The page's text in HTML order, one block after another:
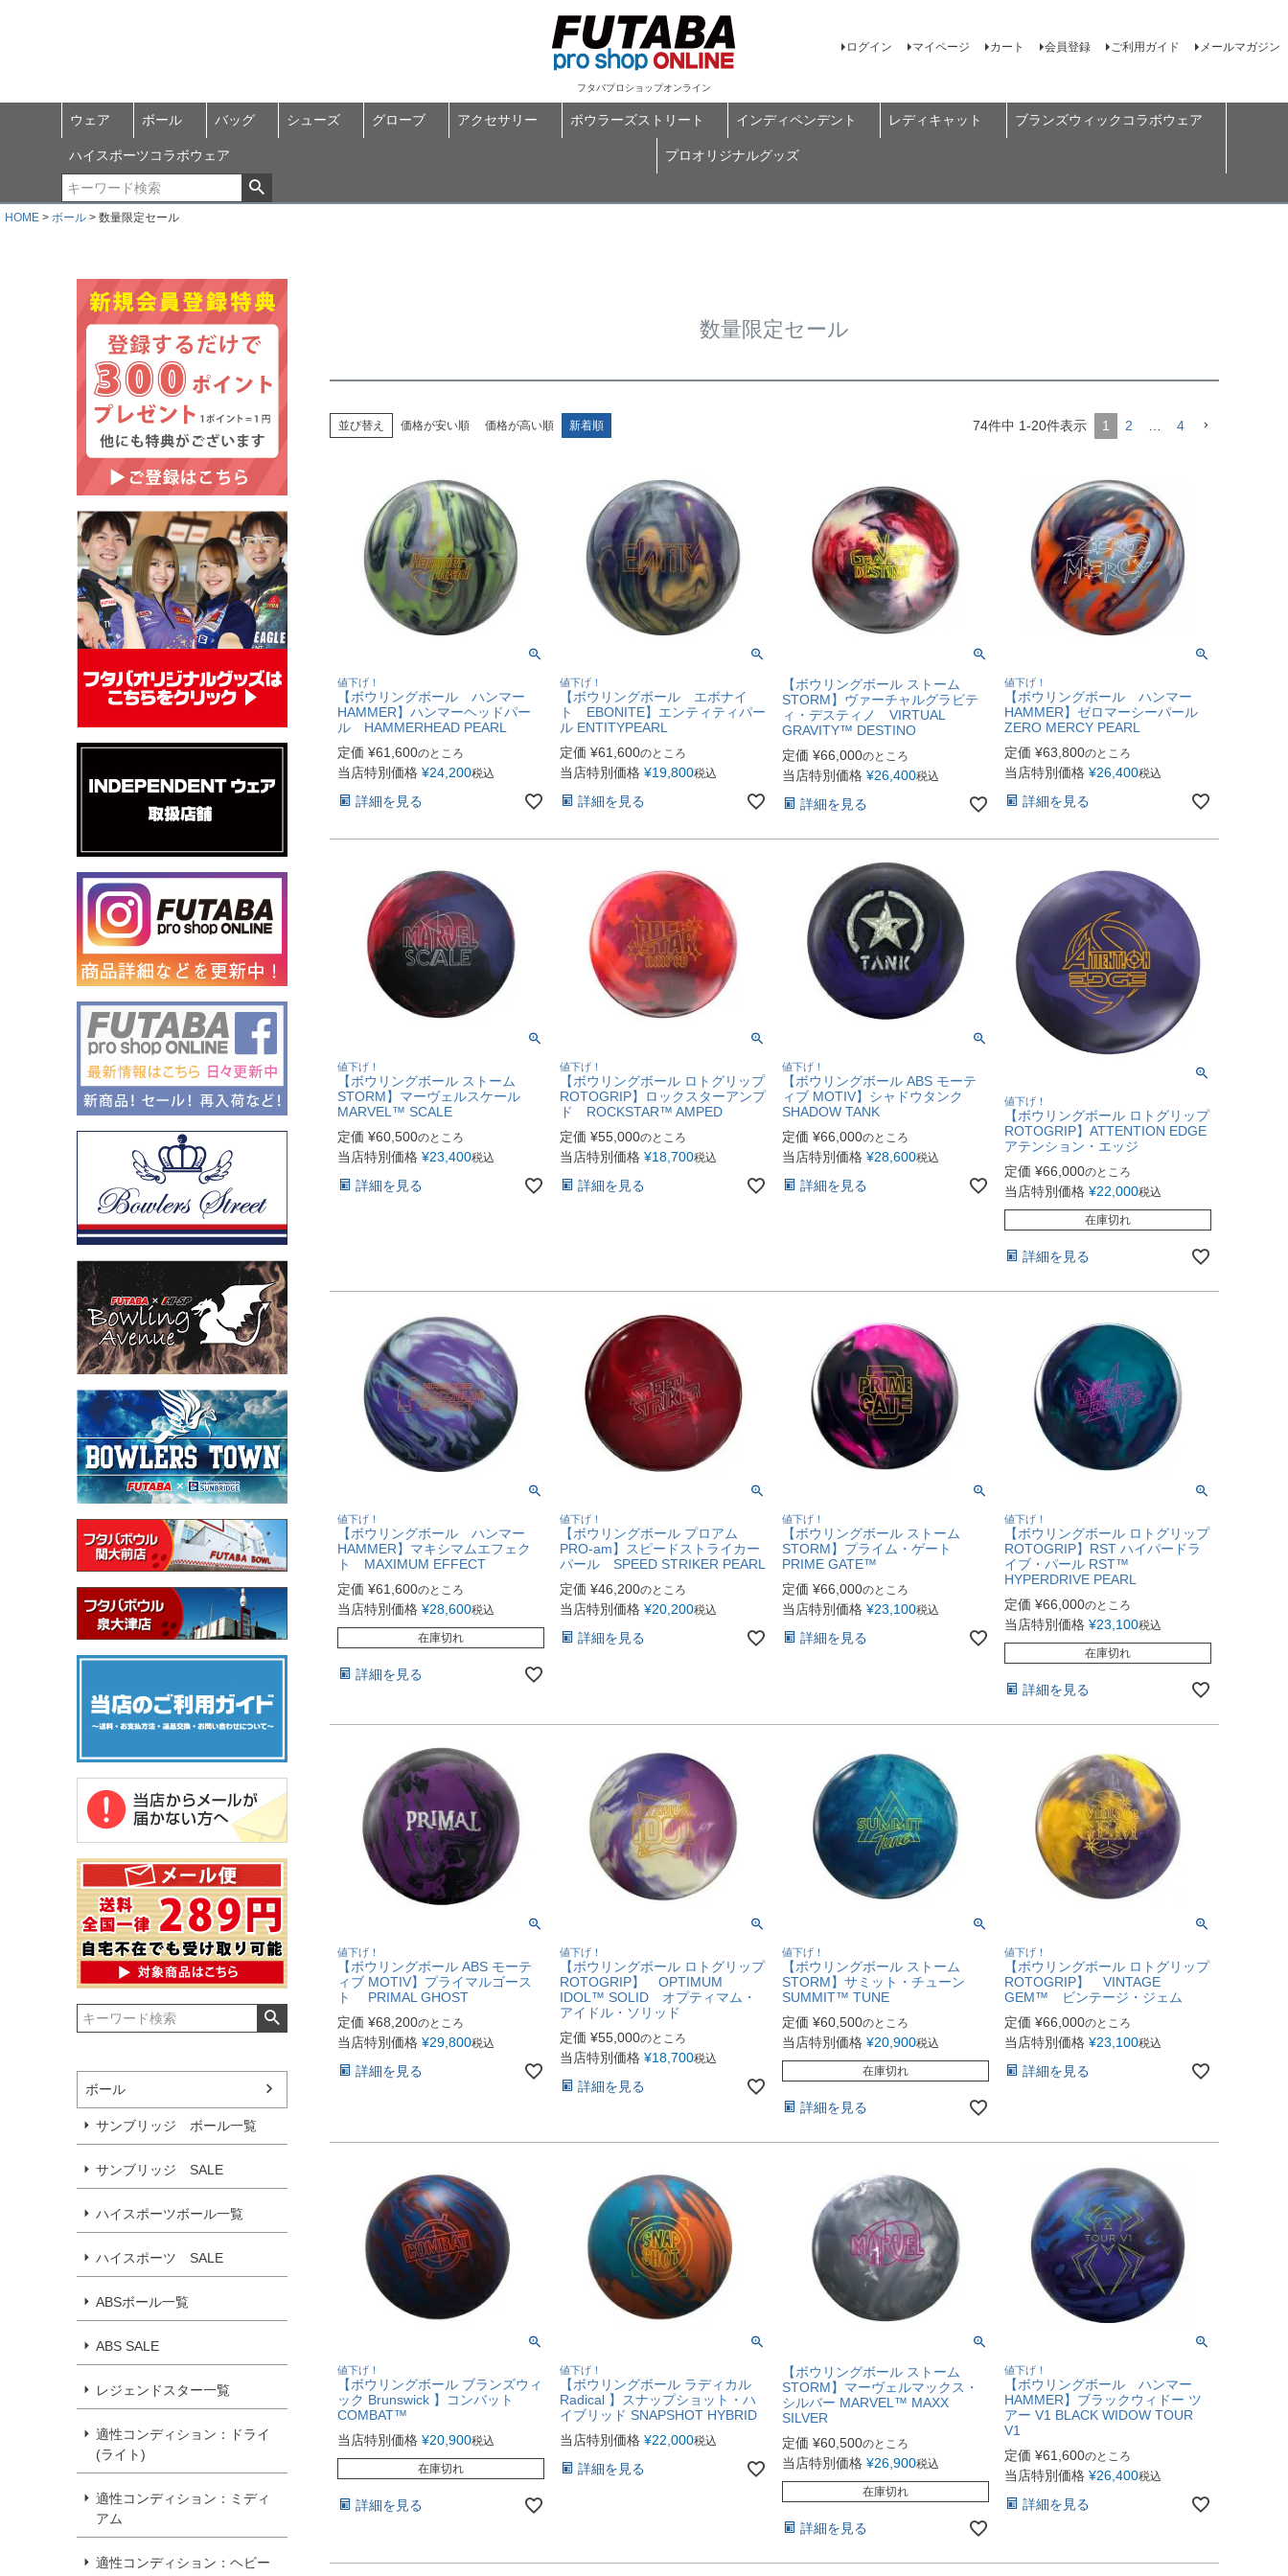
フタバプロショップオンライン
ログイン マイページ カート 会員登録 ご利用ガイド メールマガジン
ウェア ボール バッグ シューズ グローブ アクセサリー ボウラーズストリート インディペンデント レディキャット ブランズウィックコラボウェア
ハイスポーツコラボウェア プロオリジナルグッズ
HOME ボール 数量限定セール
ボール
サンブリッジ ボール一覧
サンブリッジ SALE
ハイスポーツボール一覧
ハイスポーツ SALE
ABSボール一覧
ABS SALE
レジェンドスター一覧
適性コンディション：ドライ
(ライト)
適性コンディション：ミディ
アム
適性コンディション：ヘビー
数量限定セール
並び替え 価格が安い順 価格が高い順 新着順 74件中 1-20件表示 1 2 4
値下げ！
【ボウリングボール ハンマー
HAMMER】ハンマーヘッドパー
ル HAMMERHEAD PEARL
定価 ¥61,600のところ
当店特別価格 ¥24,200税込
詳細を見る
値下げ！
【ボウリングボール エボナイ
ト EBONITE】エンティティパー
ル ENTITYPEARL
定価 ¥61,600のところ
当店特別価格 ¥19,800税込
詳細を見る
【ボウリングボール ストーム
STORM】ヴァーチャルグラビテ
ィ・デスティノ VIRTUAL
GRAVITY™ DESTINO
定価 ¥66,000のところ
当店特別価格 ¥26,400税込
詳細を見る
値下げ！
【ボウリングボール ハンマー
HAMMER】ゼロマーシーパール
ZERO MERCY PEARL
定価 ¥63,800のところ
当店特別価格 ¥26,400税込
詳細を見る
値下げ！
【ボウリングボール ストーム
STORM】マーヴェルスケール
MARVEL™ SCALE
定価 ¥60,500のところ
当店特別価格 ¥23,400税込
詳細を見る
値下げ！
【ボウリングボール ロトグリップ
ROTOGRIP】ロックスターアンプ
ド ROCKSTAR™ AMPED
定価 ¥55,000のところ
当店特別価格 ¥18,700税込
詳細を見る
値下げ！
【ボウリングボール ABS モーテ
ィブ MOTIV】シャドウタンク
SHADOW TANK
定価 ¥66,000のところ
当店特別価格 ¥28,600税込
詳細を見る
値下げ！
【ボウリングボール ロトグリップ
ROTOGRIP】ATTENTION EDGE
アテンション・エッジ
定価 ¥66,000のところ
当店特別価格 ¥22,000税込
在庫切れ
詳細を見る
値下げ！
【ボウリングボール ハンマー
HAMMER】マキシマムエフェク
ト MAXIMUM EFFECT
定価 ¥61,600のところ
当店特別価格 ¥28,600税込
在庫切れ
詳細を見る
値下げ！
【ボウリングボール プロアム
PRO-am】スピードストライカー
パール SPEED STRIKER PEARL
定価 ¥46,200のところ
当店特別価格 ¥20,200税込
詳細を見る
値下げ！
【ボウリングボール ストーム
STORM】プライム・ゲート
PRIME GATE™
定価 ¥66,000のところ
当店特別価格 ¥23,100税込
詳細を見る
値下げ！
【ボウリングボール ロトグリップ
ROTOGRIP】RST ハイパードラ
イブ・パール RST™
HYPERDRIVE PEARL
定価 ¥66,000のところ
当店特別価格 ¥23,100税込
在庫切れ
詳細を見る
値下げ！
【ボウリングボール ABS モーテ
ィブ MOTIV】プライマルゴース
ト PRIMAL GHOST
定価 ¥68,200のところ
当店特別価格 ¥29,800税込
詳細を見る
値下げ！
【ボウリングボール ロトグリップ
ROTOGRIP】 OPTIMUM
IDOL™ SOLID オプティマム・
アイドル・ソリッド
定価 ¥55,000のところ
当店特別価格 ¥18,700税込
詳細を見る
値下げ！
【ボウリングボール ストーム
STORM】サミット・チューン
SUMMIT™ TUNE
定価 ¥60,500のところ
当店特別価格 ¥20,900税込
在庫切れ
詳細を見る
値下げ！
【ボウリングボール ロトグリップ
ROTOGRIP】 VINTAGE
GEM™ ビンテージ・ジェム
定価 ¥66,000のところ
当店特別価格 ¥23,100税込
詳細を見る
値下げ！
【ボウリングボール ブランズウィ
ック Brunswick 】コンバット
COMBAT™
当店特別価格 ¥20,900税込
在庫切れ
詳細を見る
値下げ！
【ボウリングボール ラディカル
Radical 】スナップショット・ハ
イブリッド SNAPSHOT HYBRID
当店特別価格 ¥22,000税込
詳細を見る
【ボウリングボール ストーム
STORM】マーヴェルマックス・
シルバー MARVEL™ MAXX
SILVER
定価 ¥60,500のところ
当店特別価格 ¥26,900税込
在庫切れ
詳細を見る
値下げ！
【ボウリングボール ハンマー
HAMMER】ブラックウィドー ツ
アー V1 BLACK WIDOW TOUR
V1
定価 ¥61,600のところ
当店特別価格 ¥26,400税込
詳細を見る